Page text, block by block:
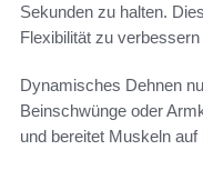
Sekunden zu halten.
Flexibilität zu
Dynamisches Dehnen
Beinschwünge oder
und bereitet Muskeln auf